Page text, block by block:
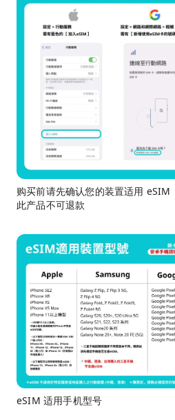
购买前请先确认您的装置适用 eSIM
此产品不可退款
eSIM 适用手机型号